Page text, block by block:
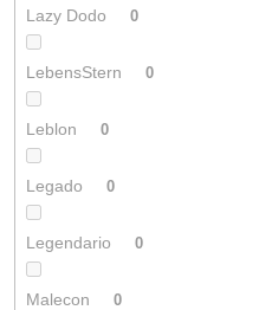
Lazy Dodo 0
LebensStern 0
Leblon 0
Legado 0
Legendario 0
Malecon 0